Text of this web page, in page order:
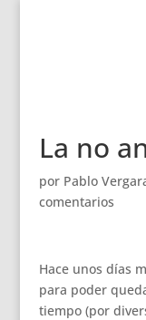
La no
por Pablo
comentarios
Hace unos días
para poder
tiempo (por